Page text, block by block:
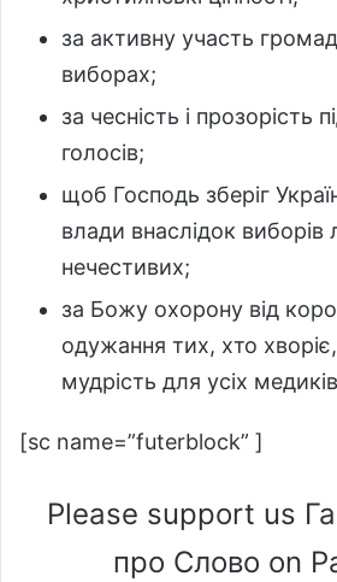
за активну участь
виборах;
за чесність і прозорість
голосів;
щоб Господь зберіг
влади внаслідок виборів
нечестивих;
за Божу охорону від
одужання тих, хто
мудрість для усіх
[sc name=”futerblock” ]
Please support us
про Слово on